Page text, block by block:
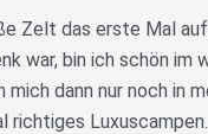
Zelt das erste Mal
war, bin ich schön im
dann nur noch in
richtiges Luxuscampen.